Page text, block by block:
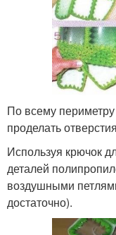
По всему
проделать
Используя крючок
деталей
воздушными
достаточно).